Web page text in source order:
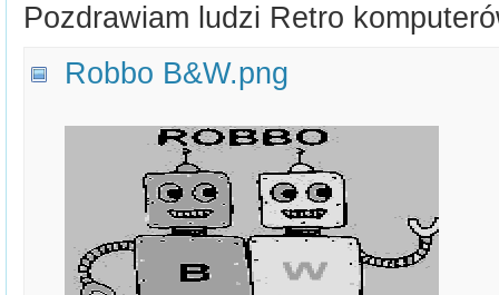
Pozdrawiam ludzi Retro
Robbo B&W.png